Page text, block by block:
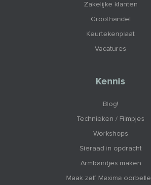
Zakelijke klanten
Groothandel
Keurtekenplaat
Vacatures
Kennis
Blog!
Technieken / Filmpjes
Workshops
Sieraad in opdracht
Armbandjes maken
Maak zelf Maxima